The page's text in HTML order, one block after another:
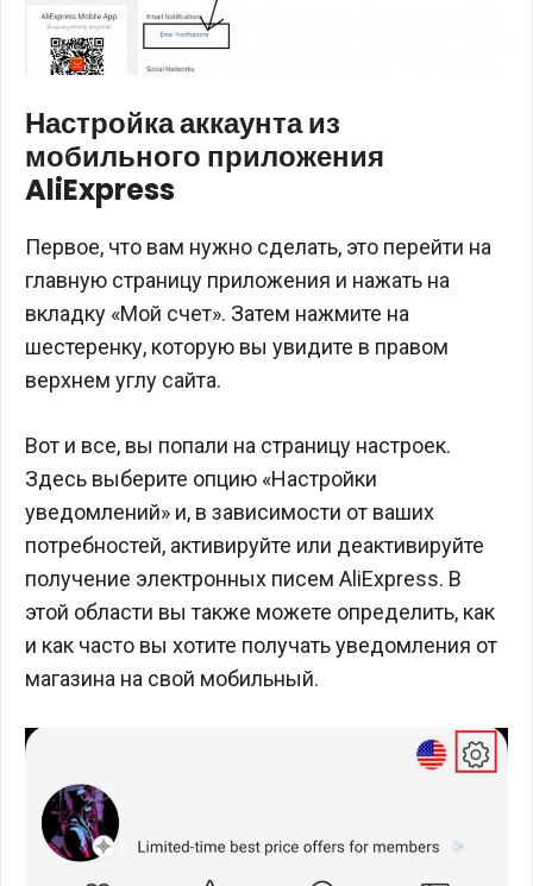
Настройка аккаунта из
мобильного приложения
AliExpress
Первое, что вам нужно сделать, это перейти на
главную страницу приложения и нажать на
вкладку «Мой счет». Затем нажмите на
шестеренку, которую вы увидите в правом
верхнем углу сайта.
Вот и все, вы попали на страницу настроек.
Здесь выберите опцию «Настройки
уведомлений» и, в зависимости от ваших
потребностей, активируйте или деактивируйте
получение электронных писем AliExpress. В
этой области вы также можете определить, как
и как часто вы хотите получать уведомления от
магазина на свой мобильный.